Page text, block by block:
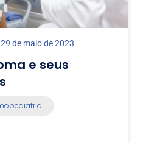
29 de maio de 2023
e seus